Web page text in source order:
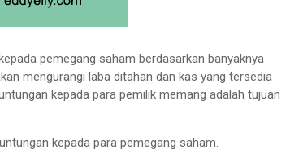
pemegang saham berdasarkan banyaknya
mengurangi laba ditahan dan kas yang tersedia
kepada para pemilik memang adalah tujuan
kepada para pemegang saham.